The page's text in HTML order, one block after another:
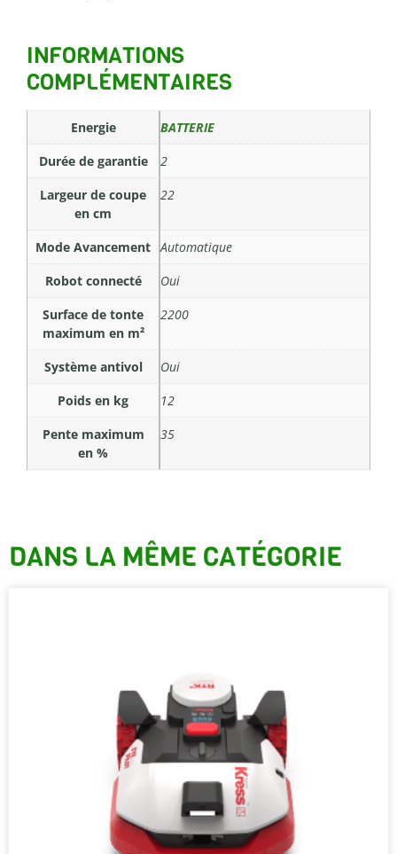
INFORMATIONS
COMPLÉMENTAIRES
Energie
BATTERIE
Durée de garantie
2
Largeur de coupe
en cm
22
Mode Avancement Automatique
Robot connecté
Oui
Surface de tonte
maximum en m²
2200
Système antivol
Oui
Poids en kg
12
Pente maximum
en %
35
DANS LA MÊME CATÉGORIE